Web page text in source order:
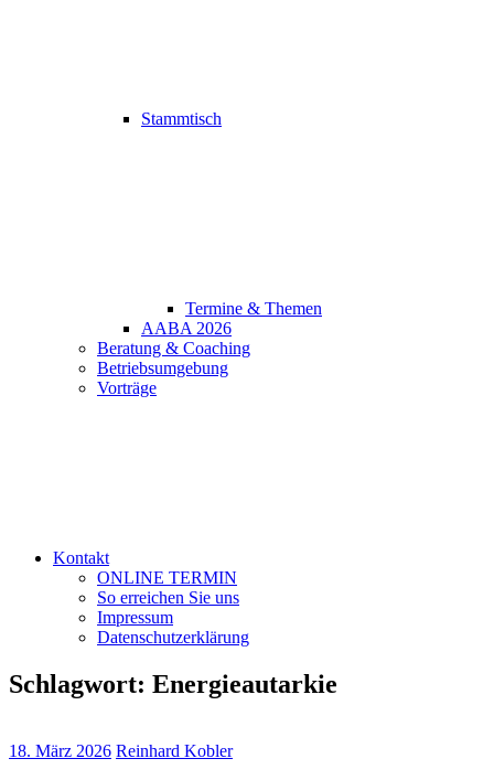
Stammtisch
Termine & Themen
AABA 2026
Beratung & Coaching
Betriebsumgebung
Vorträge
Kontakt
ONLINE TERMIN
So erreichen Sie uns
Impressum
Datenschutzerklärung
Schlagwort: Energieautarkie
18. März 2026 Reinhard Kobler